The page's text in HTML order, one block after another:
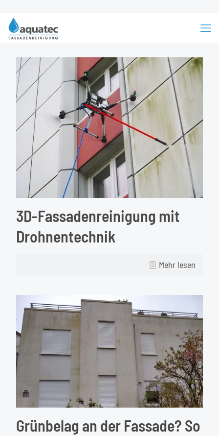
3D-Fassadenreinigung mit
Drohnentechnik
Mehr lesen
Grünbelag an der Fassade? So